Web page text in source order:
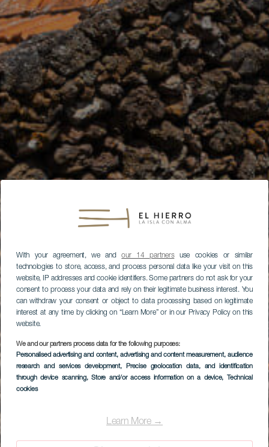
With your agreement, we andour 14 partnersuse cookies or similar
technologies to store, access, and process personal data like your visit on this
website, IP addresses and cookie identifiers. Some partners do not ask for your
consent to process your data and rely on their legitimate business interest. You
can withdraw your consent or object to data processing based on legitimate
interest at any time by clicking on “Learn More” or in our Privacy Policy on this
website.
We and our partners process data for the following purposes:
Personalised advertising and content, advertising and content measurement, audience
research and services development, Precise geolocation data, and identification
through device scanning, Store and/or access information on a device, Technical
cookies
Learn More →